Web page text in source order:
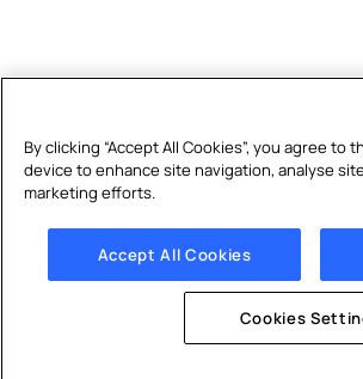
By clicking “Accept All Cookies”, you agree
device to enhance site navigation, analyse
marketing efforts.
Accept All Cookies
Cookies
Obtenir un